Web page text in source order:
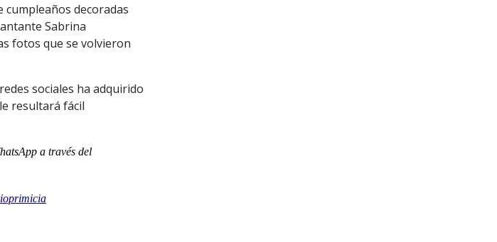
decoradas
Sabrina
fotos que se volvieron
sociales ha adquirido
resultará fácil
a través del